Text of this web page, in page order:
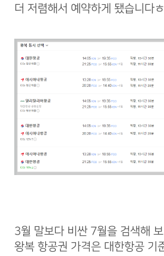
더 저렴해서 예약하게 됐습니다
3월 말보다 비싼 7월을 검색해
왕복 항공권 가격은 대한항공 기